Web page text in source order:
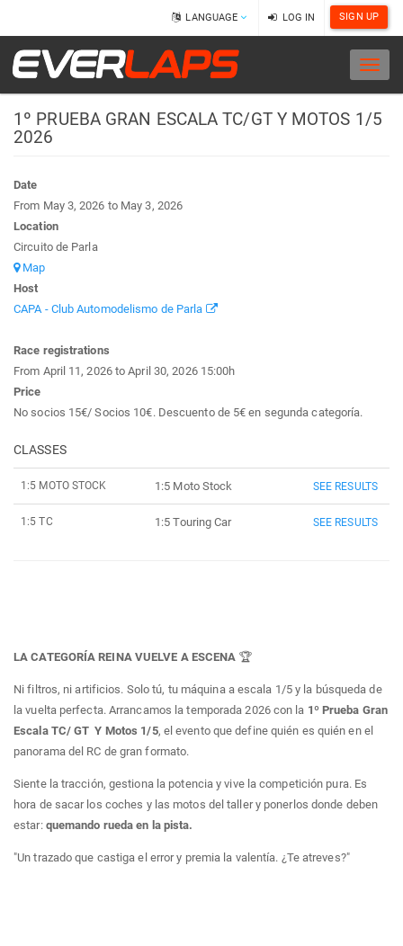
LANGUAGE LOG IN SIGN UP
Toggle
1º PRUEBA GRAN ESCALA TC/GT Y MOTOS 1/5
2026
Date
From May 3, 2026 to May 3, 2026
Location
Circuito de Parla
Map
Host
CAPA - Club Automodelismo de Parla
Race registrations
From April 11, 2026 to April 30, 202615:00h
Price
No socios 15€/ Socios 10€. Descuento de 5€ en segunda categoría.
CLASSES
1:5 MOTO STOCK 1:5 Moto Stock SEE RESULTS
1:5 TC 1:5 Touring Car SEE RESULTS
LA CATEGORÍA REINA VUELVE A ESCENA 🏆
Ni filtros, ni artificios. Solo tú, tu máquina a escala 1/5 y la búsqueda de
la vuelta perfecta. Arrancamos la temporada 2026 con la 1º Prueba Gran
Escala TC/ GT Y Motos 1/5, el evento que define quién es quién en el
panorama del RC de gran formato.
Siente la tracción, gestiona la potencia y vive la competición pura. Es
hora de sacar los coches y las motos del taller y ponerlos donde deben
estar: quemando rueda en la pista.
"Un trazado que castiga el error y premia la valentía. ¿Te atreves?"